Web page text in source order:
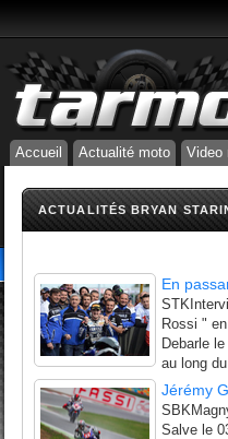
Accueil Actualité moto Video
ACTUALITÉS BRYAN
En
Rossi "
Debarle
au long
Jérémy
Salve le